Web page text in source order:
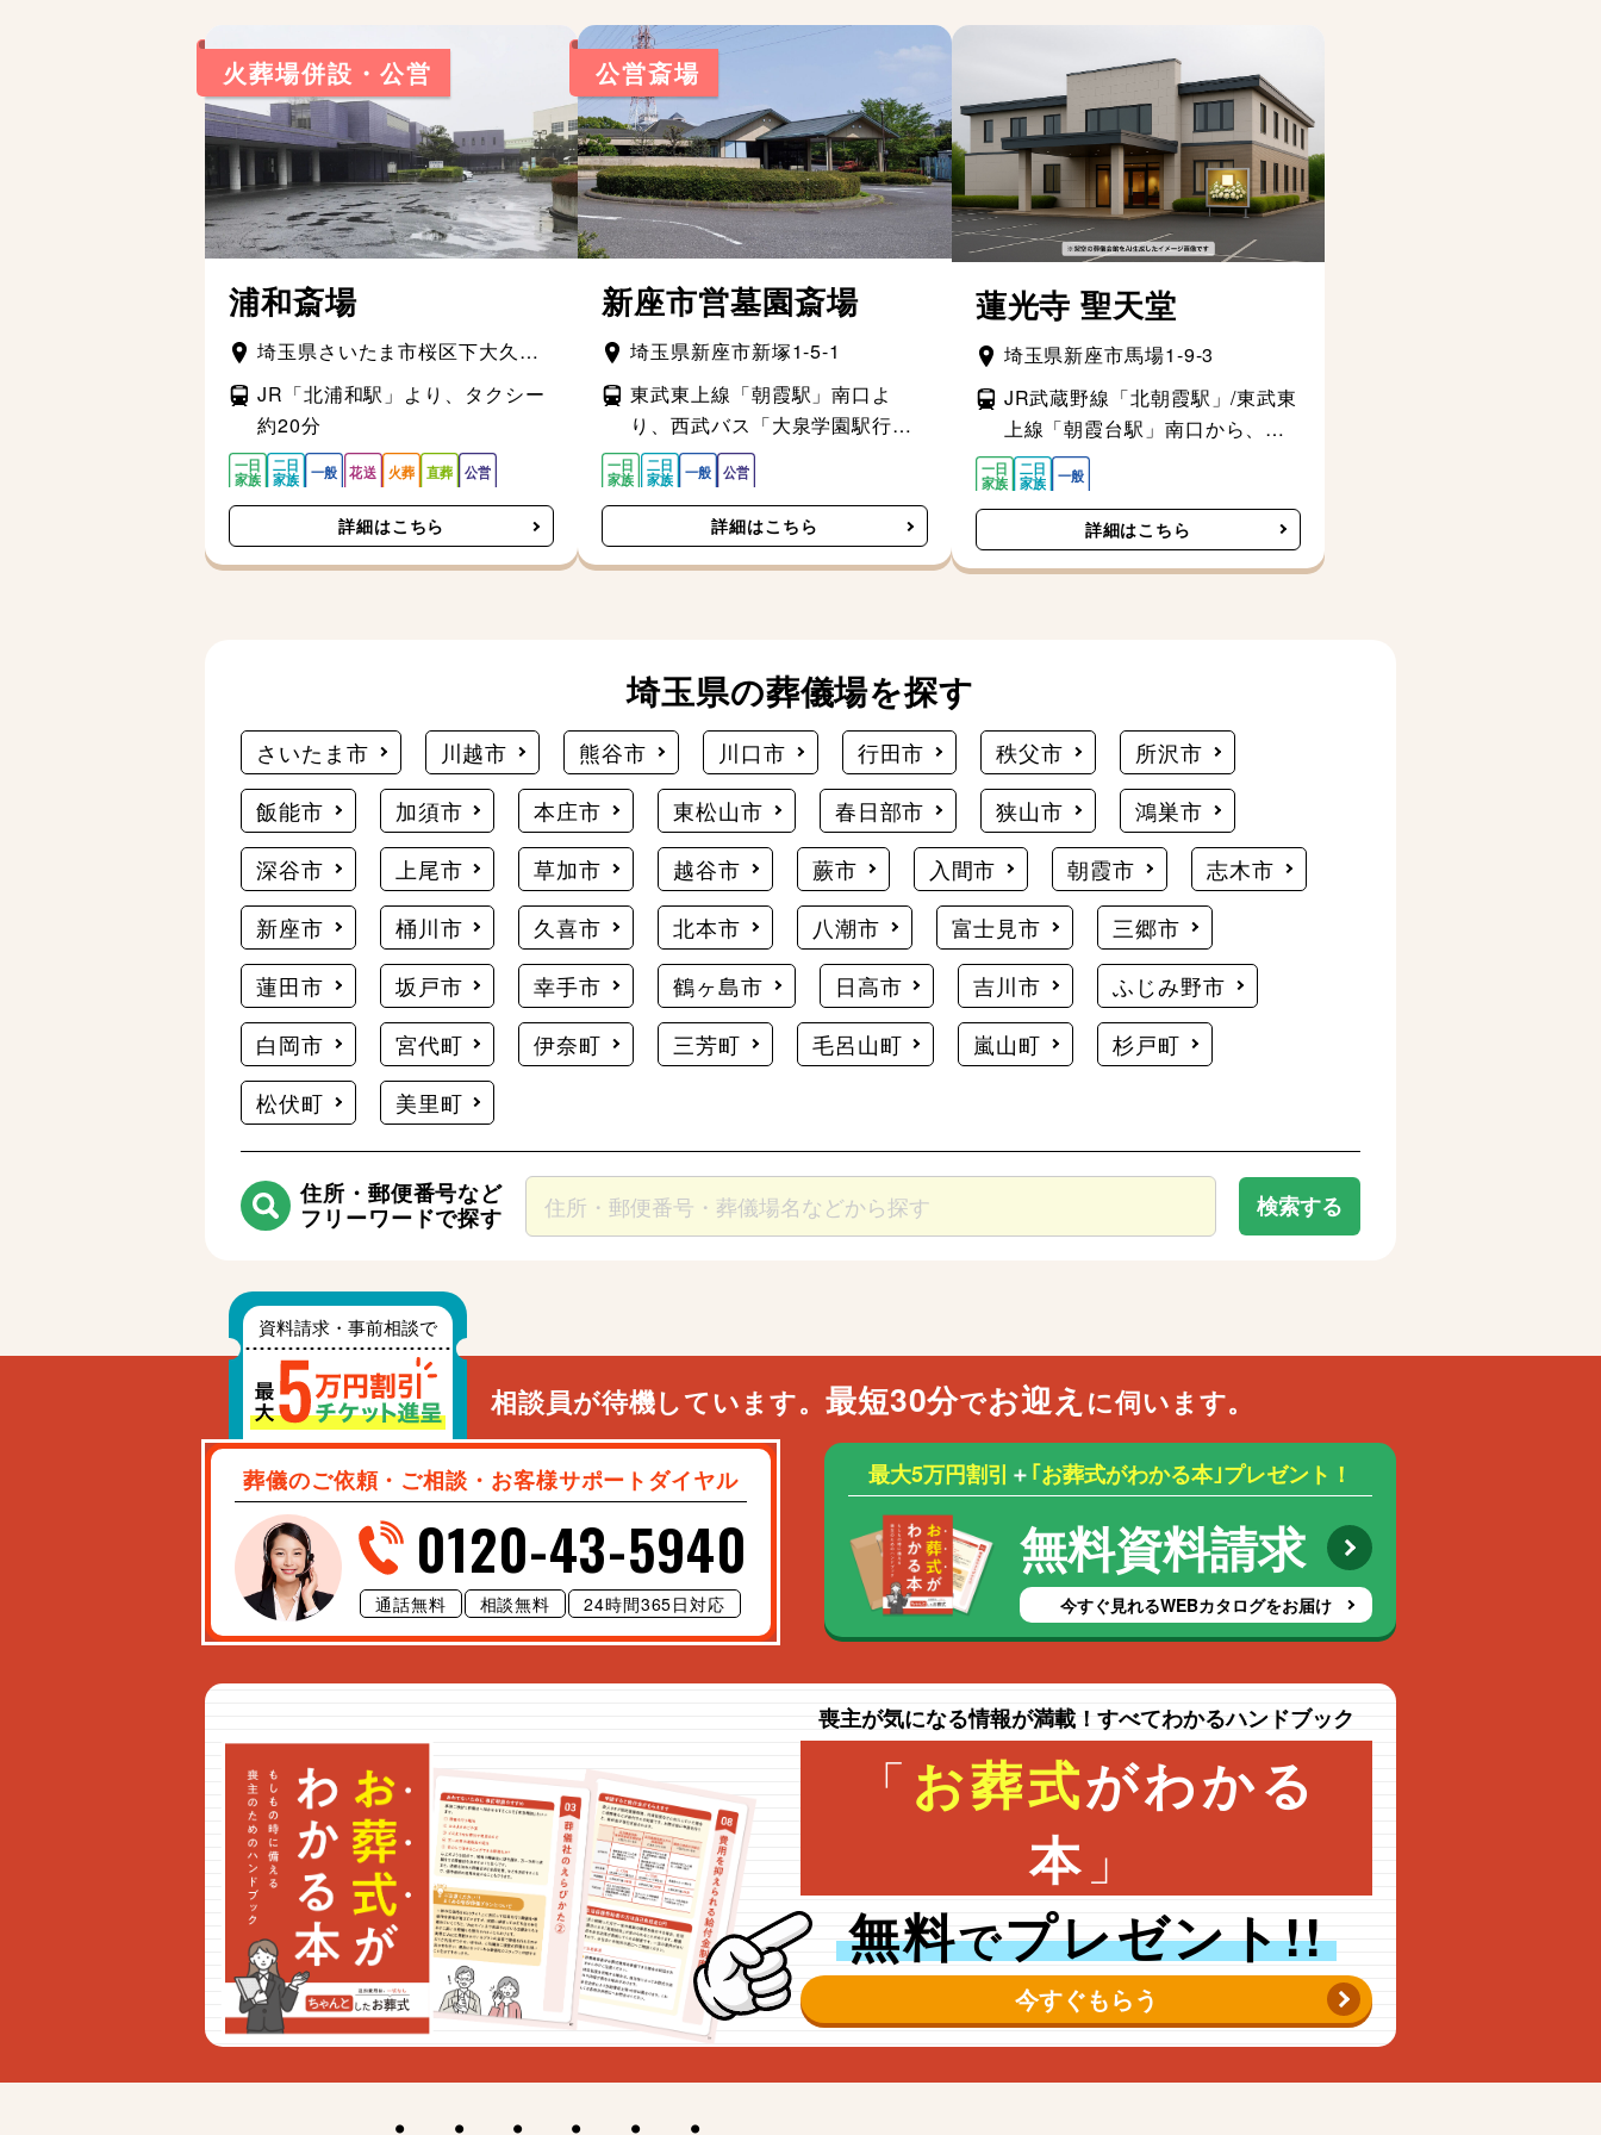
火葬場併設・公営
浦和斎場
埼玉県さいたま市桜区下大久保
1523-1
JR「北浦和駅」より、タクシー
約20分
詳細はこちら
公営斎場
新座市営墓園斎場
埼玉県新座市新塚1-5-1
東武東上線「朝霞駅」南口よ
り、西武バス「大泉学園駅行」
で「新座総合技術高校」下車、
徒歩8分
詳細はこちら
蓮光寺 聖天堂
埼玉県新座市馬場1-9-3
JR武蔵野線「北朝霞駅」/東武東
上線「朝霞台駅」南口から、バ
ス「ひばりヶ丘駅北口行き」又
は「新座営業所行き」バス「蓮
光寺前」下車、徒歩3分
詳細はこちら
埼玉県の葬儀場を探す
さいたま市 川越市 熊谷市 川口市 行田市 秩父市
所沢市
飯能市
加須市 本庄市 東松山市 春日部市 狭山市
鴻巣市
深谷市
上尾市 草加市 越谷市 蕨市 入間市 朝霞市
志木市
新座市
桶川市 久喜市 北本市 八潮市 富士見市
三郷市
蓮田市
坂戸市 幸手市 鶴ヶ島市 日高市 吉川市
ふじみ野市
白岡市
宮代町 伊奈町 三芳町 毛呂山町 嵐山町
杉戸町
松伏町
美里町
住所・郵便番号など
フリーワードで探す
検索する
相談員が待機しています。 最短30分でお迎え に伺います。
葬儀のご依頼・ご相談・お客様サポートダイヤル
0120-43-5940
通話無料 相談無料 24時間365日対応
最大5万円割引 ＋｢お葬式がわかる本｣プレゼント！
無料資料請求
今すぐ見れるWEBカタログをお届け
喪主が気になる情報が満載！すべてわかるハンドブック
「お葬式がわかる
本 」
無料でプレゼント!!
今すぐもらう